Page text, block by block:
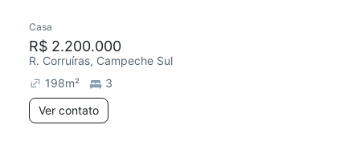
Casa
R$ 2.200.000
R. Corruíras, Campeche Sul
198m²
3
Ver contato